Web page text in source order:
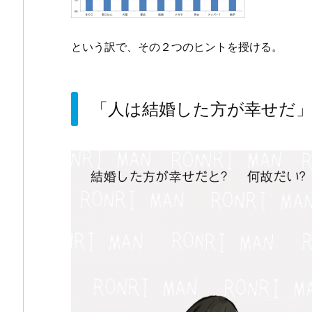
という訳で、その２つのヒントを授ける。
「人は結婚した方が幸せだ」